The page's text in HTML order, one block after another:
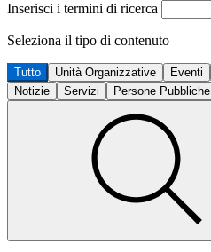
Inserisci i termini di ricerca
Seleziona il tipo di contenuto
Tutto Unità Organizzative Eventi
Notizie
Servizi Persone Pubbliche